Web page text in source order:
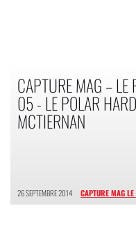
CAPTURE MAG – LE
05 - LE POLAR
MCTIERNAN
26 SEPTEMBRE 2014 CAPTURE MAG LE